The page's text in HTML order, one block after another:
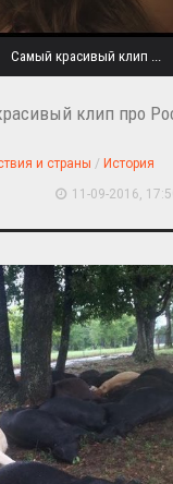
Самый красивый клип ...
клип про
и страны / История
11-09-2016,